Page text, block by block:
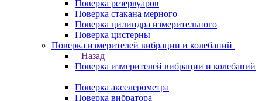
Поверка резервуаров
Поверка стакана мерного
Поверка цилиндра измерительного
Поверка цистерны
Поверка измерителей вибрации и колебаний
Назад
Поверка измерителей вибрации и колебаний
Поверка акселерометра
Поверка вибратора